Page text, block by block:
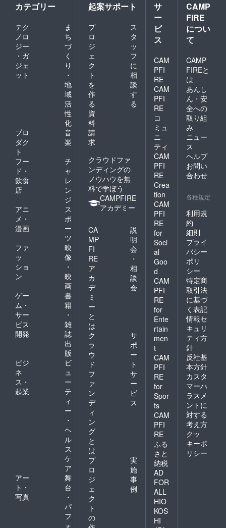
カテゴリー
テク
ノロ
ジー
・ガ
ジェ
ット
ま
ち
づ
く
り
・
地
域
活
性
化
プロ
ダク
ト
音
楽
フー
ド・
飲食
店
チ
ャ
レ
ン
ジ
アニ
メ・
漫画
ス
ポ
ー
ツ
ファ
ッ
ショ
ン
映
像
・
映
画
ゲー
ム・
サー
ビス
開発
書
籍
・
雑
誌
出
版
ビジ
ネ
ス・
起業
ビ
ュ
ー
テ
ィ
ー
・
ヘ
ル
ス
ケ
ア
アー
ト・
写真
舞
台
・
パ
フ
ォ
起案サポート
プ
ロ
ジ
ェ
ク
ト
を
作
る
ス
タ
ッ
フ
に
相
談
す
る
資
料
請
求
クラウドファ
ンディングの
ノウハウを無
料で学ぼう
CAMPFIRE
アカデミー
CA
MP
FI
RE
ア
カ
デ
ミ
ー
と
は
説
明
会
・
相
談
会
ク
ラ
ウ
ド
フ
ァ
ン
デ
ィ
ン
グ
と
は
サ
ポ
ー
ト
サ
ー
ビ
ス
プ
ロ
ジ
ェ
ク
ト
の
実
施
事
例
サ
ー
ビ
ス
CAM
PFI
RE
CAM
PFI
RE
コ
ミュ
ニ
ティ
CAM
PFI
RE
Crea
tion
CAM
PFI
RE
for
Soci
al
Goo
d
CAM
PFI
RE
for
Ente
rtain
men
t
CAM
PFI
RE
for
Spor
ts
CAM
PFI
RE
ふる
さと
納税
AD
FOR
ALL
HIO
KOS
HI
CAMP
FIRE
につい
て
CAMP
FIREと
は
あんし
ん・安
全への
取り組
み
ニュー
ス
ヘルプ
お問い
合わせ
各種規定
利用規
約
細則
プライ
バシー
ポリ
シー
特定商
取引法
に基づ
く表記
情報セ
キュリ
ティ方
針
反社基
本方針
カスタ
マーハ
ラスメ
ントに
対する
考え方
クッ
キーポ
リシー